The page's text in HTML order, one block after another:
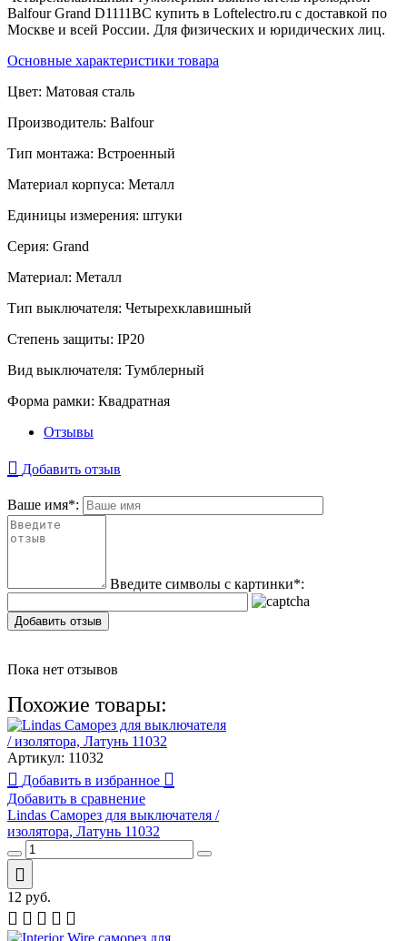
Balfour Grand D1111BC купить в Loftelectro.ru c доставкой по
Москве и всей России. Для физических и юридических лиц.
Основные характеристики товара
Цвет: Матовая сталь
Производитель: Balfour
Тип монтажа: Встроенный
Материал корпуса: Металл
Единицы измерения: штуки
Серия: Grand
Материал: Металл
Тип выключателя: Четырехклавишный
Степень защиты: IP20
Вид выключателя: Тумблерный
Форма рамки: Квадратная
Отзывы
Добавить отзыв
Ваше имя*:
Введите символы с картинки*:
Добавить отзыв
Пока нет отзывов
Похожие товары:
Артикул: 11032
Добавить в избранное
Добавить в сравнение
Lindas Саморез для выключателя /
изолятора, Латунь 11032
12 руб.